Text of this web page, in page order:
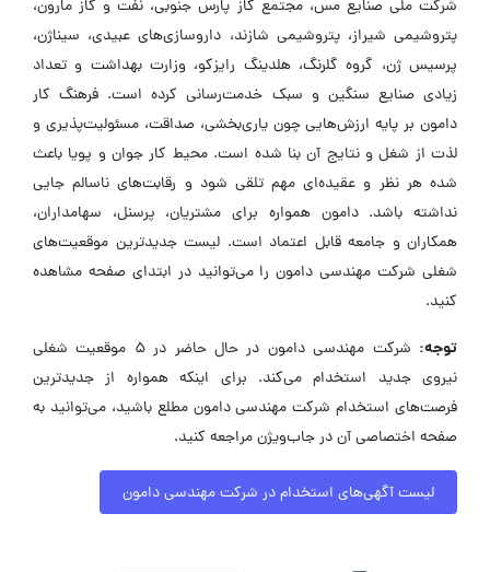
شرکت ملی صنایع مس، مجتمع گاز پارس جنوبی، نفت و گاز مارون،
پتروشیمی شیراز، پتروشیمی شازند، داروسازی‌های عبیدی، سیناژن،
پرسیس ژن، گروه گلرنگ، هلدینگ رایزکو، وزارت بهداشت و تعداد
زیادی صنایع سنگین و سبک خدمت‌رسانی کرده است. فرهنگ کار
دامون بر پایه ارزش‌هایی چون یاری‌بخشی، صداقت، مسئولیت‌پذیری و
لذت از شغل و نتایج آن بنا شده است. محیط کار جوان و پویا باعث
شده هر نظر و عقیده‌ای مهم تلقی شود و رقابت‌های ناسالم جایی
نداشته باشد. دامون همواره برای مشتریان، پرسنل، سهامداران،
همکاران و جامعه قابل اعتماد است. لیست جدیدترین موقعیت‌های
شغلی شرکت مهندسی دامون را می‌توانید در ابتدای صفحه مشاهده
کنید.
توجه:
شرکت مهندسی دامون در حال حاضر در ۵ موقعیت شغلی
نیروی جدید استخدام می‌کند. برای اینکه همواره از جدیدترین
فرصت‌های استخدام شرکت مهندسی دامون مطلع باشید، می‌توانید به
صفحه اختصاصی آن در جاب‌ویژن مراجعه کنید.
لیست آگهی‌های استخدام در شرکت مهندسی دامون